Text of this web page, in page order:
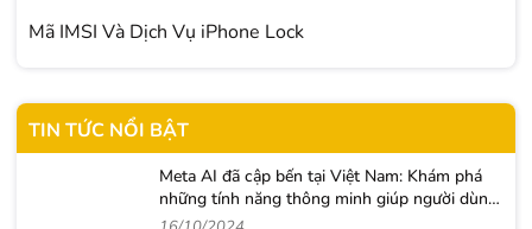
Mã IMSI Và Dịch Vụ iPhone Lock
TIN TỨC NỔI BẬT
Meta AI đã cập bến tại Việt Nam: Khám phá
những tính năng thông minh giúp người dùng
nâng tầm trải nghiệm